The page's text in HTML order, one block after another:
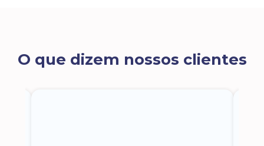
O que dizem nossos clientes